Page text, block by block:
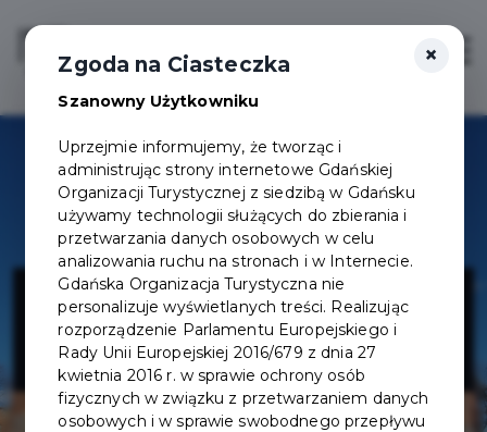
Login/Rejestracja
Zamek w
Sztumie
×
Zgoda na Ciasteczka
Szanowny Użytkowniku
Uprzejmie informujemy, że tworząc i
administrując strony internetowe Gdańskiej
Organizacji Turystycznej z siedzibą w Gdańsku
używamy technologii służących do zbierania i
przetwarzania danych osobowych w celu
analizowania ruchu na stronach i w Internecie.
Gdańska Organizacja Turystyczna nie
personalizuje wyświetlanych treści. Realizując
rozporządzenie Parlamentu Europejskiego i
Rady Unii Europejskiej 2016/679 z dnia 27
kwietnia 2016 r. w sprawie ochrony osób
fizycznych w związku z przetwarzaniem danych
osobowych i w sprawie swobodnego przepływu